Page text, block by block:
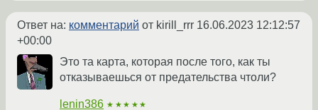
Ответ на: комментарий от kirill_rrr 16.06.2023 12:12:57
+00:00
Это та карта, которая после того, как ты
отказываешься от предательства чтоли?
lenin386 ★★★★★